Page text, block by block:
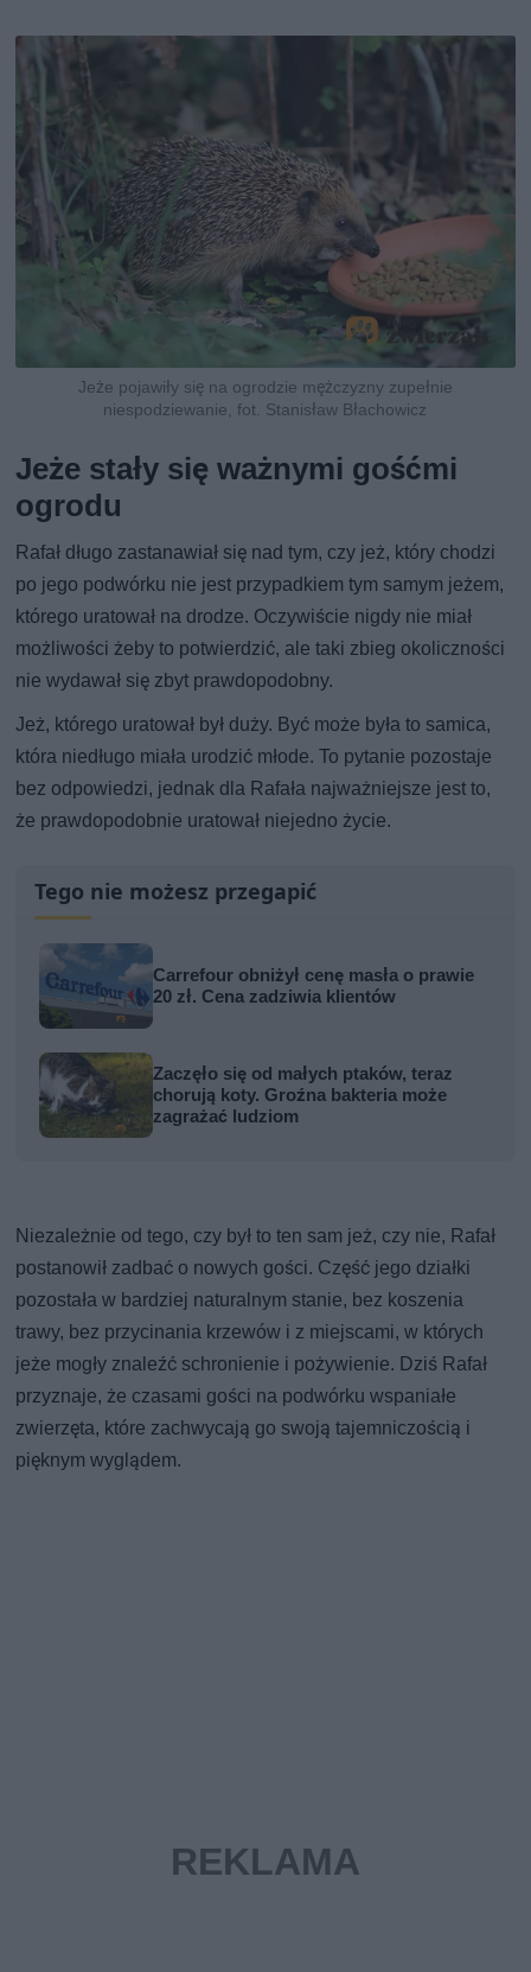
Jeże pojawiły się na ogrodzie mężczyzny zupełnie
niespodziewanie, fot. Stanisław Błachowicz
Jeże stały się ważnymi gośćmi
ogrodu
Rafał długo zastanawiał się nad tym, czy jeż, który chodzi
po jego podwórku nie jest przypadkiem tym samym jeżem,
którego uratował na drodze. Oczywiście nigdy nie miał
możliwości żeby to potwierdzić, ale taki zbieg okoliczności
nie wydawał się zbyt prawdopodobny.
Jeż, którego uratował był duży. Być może była to samica,
która niedługo miała urodzić młode. To pytanie pozostaje
bez odpowiedzi, jednak dla Rafała najważniejsze jest to,
że prawdopodobnie uratował niejedno życie.
Tego nie możesz przegapić
Carrefour obniżył cenę masła o prawie
20 zł. Cena zadziwia klientów
Zaczęło się od małych ptaków, teraz
chorują koty. Groźna bakteria może
zagrażać ludziom
Niezależnie od tego, czy był to ten sam jeż, czy nie, Rafał
postanowił zadbać o nowych gości. Część jego działki
pozostała w bardziej naturalnym stanie, bez koszenia
trawy, bez przycinania krzewów i z miejscami, w których
jeże mogły znaleźć schronienie i pożywienie. Dziś Rafał
przyznaje, że czasami gości na podwórku wspaniałe
zwierzęta, które zachwycają go swoją tajemniczością i
pięknym wyglądem.